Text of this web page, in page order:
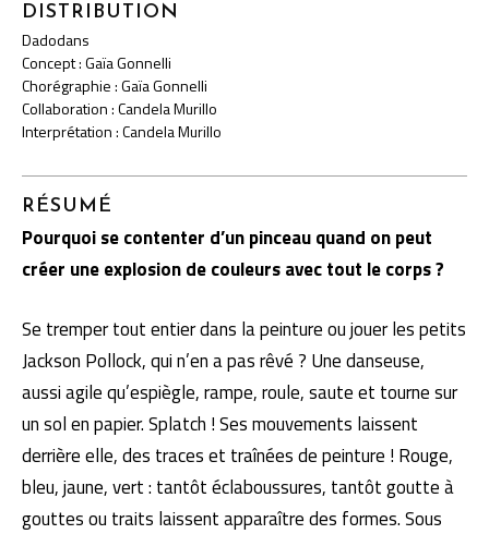
DISTRIBUTION
Dadodans
Concept : Gaïa Gonnelli
Chorégraphie : Gaïa Gonnelli
Collaboration : Candela Murillo
Interprétation : Candela Murillo
RÉSUMÉ
Pourquoi se contenter d’un pinceau quand on peut
créer une explosion de couleurs avec tout le corps ?
Se tremper tout entier dans la peinture ou jouer les petits
Jackson Pollock, qui n’en a pas rêvé ? Une danseuse,
aussi agile qu’espiègle, rampe, roule, saute et tourne sur
un sol en papier. Splatch ! Ses mouvements laissent
derrière elle, des traces et traînées de peinture ! Rouge,
bleu, jaune, vert : tantôt éclaboussures, tantôt goutte à
gouttes ou traits laissent apparaître des formes. Sous